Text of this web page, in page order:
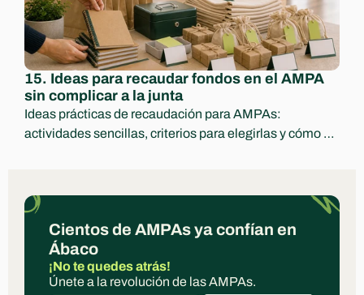
Cientos de AMPAs ya confían en
Ábaco
¡No te quedes atrás!
Únete a la revolución de las AMPAs.
15. Ideas para recaudar fondos en el AMPA
sin complicar a la junta
Ideas prácticas de recaudación para AMPAs:
actividades sencillas, criterios para elegirlas y cómo